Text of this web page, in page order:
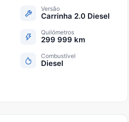
Versão
Carrinha 2.0 Diesel
Quilómetros
299 999 km
Combustível
Diesel